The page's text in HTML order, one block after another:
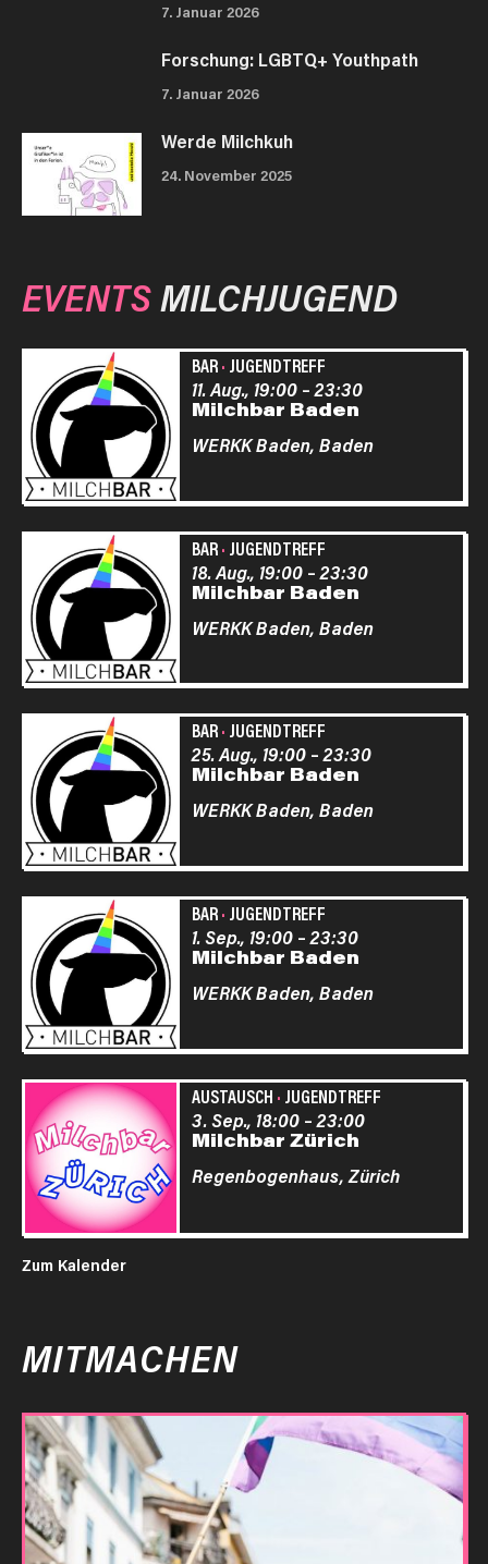
7. Januar 2026
Forschung: LGBTQ+ Youthpath
7. Januar 2026
Werde Milchkuh
24. November 2025
EVENTSMILCHJUGEND
BAR· JUGENDTREFF
Milchbar Baden
11. Aug., 19:00–23:30
WERKK Baden, Baden
BAR· JUGENDTREFF
Milchbar Baden
18. Aug., 19:00–23:30
WERKK Baden, Baden
BAR· JUGENDTREFF
Milchbar Baden
25. Aug., 19:00–23:30
WERKK Baden, Baden
BAR· JUGENDTREFF
Milchbar Baden
1. Sep., 19:00–23:30
WERKK Baden, Baden
AUSTAUSCH · JUGENDTREFF
Milchbar Zürich
3. Sep., 18:00–23:00
Regenbogenhaus, Zürich
Zum Kalender
MITMACHEN